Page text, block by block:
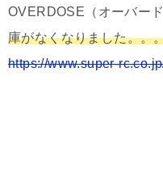
OVERDOSE（オーバー
庫がなくなりました。。
https://www.super-